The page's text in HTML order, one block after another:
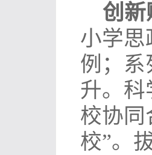
创新
小学思
例；系
升。科
校协同
校”。